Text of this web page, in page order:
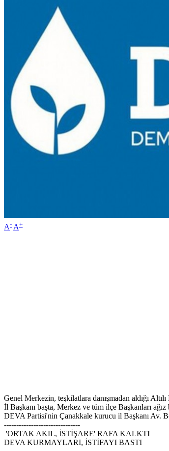
A- A+
Genel Merkezin, teşkilatlara danışmadan aldığı
İl Başkanı başta, Merkez ve tüm ilçe Başkanları
DEVA Partisi'nin Çanakkale kurucu il Başkanı Av.
-------------------------------
'ORTAK AKIL, İSTİŞARE' RAFA KALKTI
DEVA KURMAYLARI, İSTİFAYI BASTI